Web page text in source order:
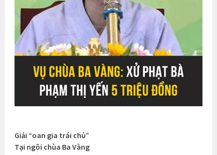
Giải “oan gia trái chủ”
Tại ngôi chùa Ba Vàng